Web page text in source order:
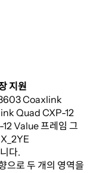
지원
Coaxlink
Quad CXP-12
Value 프레임 그
다.
으로 두 개의 영역을